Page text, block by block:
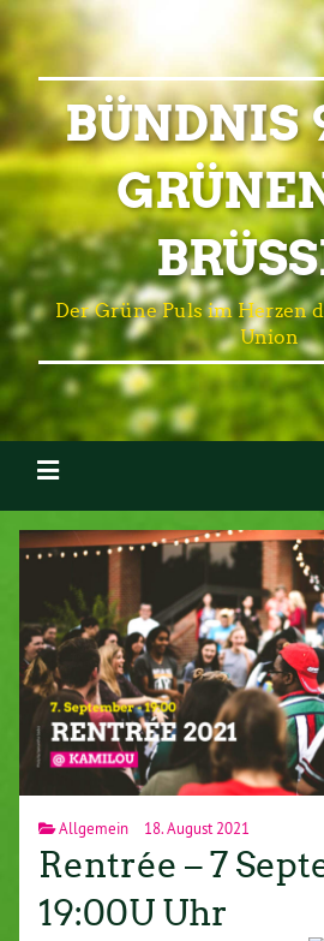
BÜNDNIS
Der Grüne Puls im Herzen
Union
Allgemein 18. August 2021
Rentrée – 7
19:00U Uhr